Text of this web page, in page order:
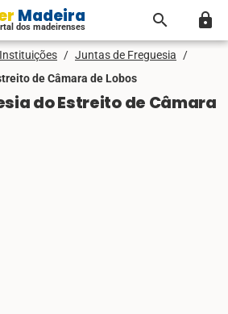
Madeira
dos madeirenses search lock
Instituições / Juntas de Freguesia
/
de Câmara de Lobos
do Estreito de Câmara